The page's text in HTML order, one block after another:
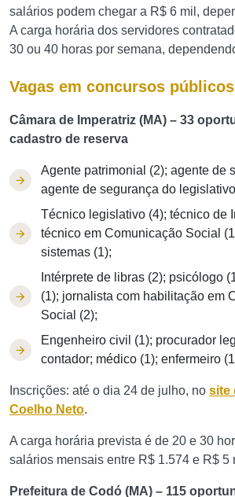
salários podem chegar a R$ 6 mil,
A carga horária dos servidores
30 ou 40 horas por semana,
Vagas em concursos públicos
Câmara de Imperatriz (MA) – 33
cadastro de reserva
Agente patrimonial (2); agente de
agente de segurança do
Técnico legislativo (4); técnico de
técnico em Comunicação Social
sistemas (1);
Intérprete de libras (2); psicólogo
(1); jornalista com habilitação em
Social (2);
Engenheiro civil (1); procurador
contador; médico (1); enfermeiro
Inscrições: até o dia 24 de julho, no site
Coelho Neto.
A carga horária prevista é de 20 e 30
salários mensais entre R$ 1.574 e R$ 5
Prefeitura de Codó (MA) – 115